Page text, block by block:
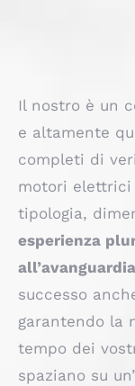
Il nostro è un
e altamente
completi di
motori
tipologia,
esperienza
all’avanguardia
successo
garantendo la
tempo dei
spaziano su un’